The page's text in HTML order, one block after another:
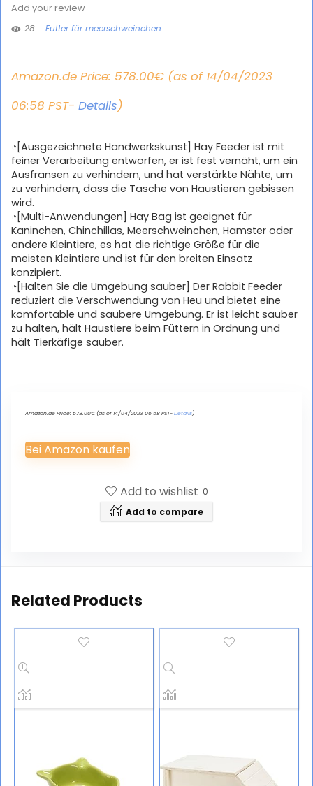
Add your review
28
Futter für meerschweinchen
Amazon.de Price: 578.00€ (as of 14/04/2023
06:58 PST- Details)
◔[Ausgezeichnete Handwerkskunst] Hay Feeder ist mit
feiner Verarbeitung entworfen, er ist fest vernäht, um ein
Ausfransen zu verhindern, und hat verstärkte Nähte, um
zu verhindern, dass die Tasche von Haustieren gebissen
wird.
◔[Multi-Anwendungen] Hay Bag ist geeignet für
Kaninchen, Chinchillas, Meerschweinchen, Hamster oder
andere Kleintiere, es hat die richtige Größe für die
meisten Kleintiere und ist für den breiten Einsatz
konzipiert.
◔[Halten Sie die Umgebung sauber] Der Rabbit Feeder
reduziert die Verschwendung von Heu und bietet eine
komfortable und saubere Umgebung. Er ist leicht sauber
zu halten, hält Haustiere beim Füttern in Ordnung und
hält Tierkäfige sauber.
Amazon.de Price: 578.00€ (as of 14/04/2023 06:58 PST-Details)
Bei Amazon kaufen
Add to wishlist 0
Add to compare
Related Products